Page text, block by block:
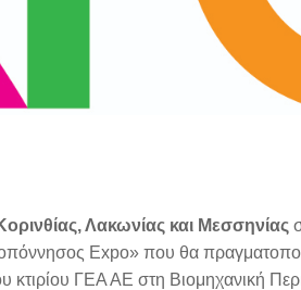
Λακωνίας και Μεσσηνίας
Expo» που θα
κτιρίου ΓΕΑ ΑΕ στη Βιομηχανική